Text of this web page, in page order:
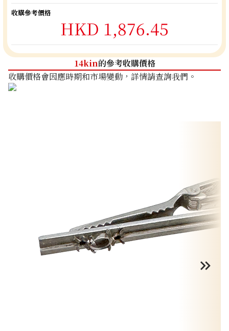
收購參考價格
HKD 1,876.45
14kin的參考收購價格
收購價格會因應時期和市場變動，詳情請查詢我們。